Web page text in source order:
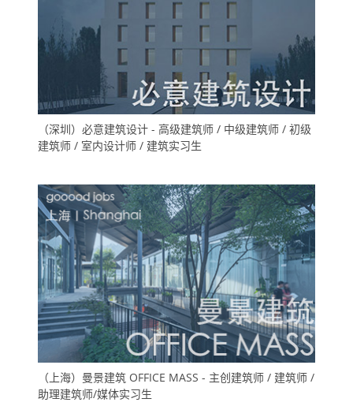
（深圳）必意建筑设计 - 高级建筑师 / 中级建筑师 / 初级
建筑师 / 室内设计师 / 建筑实习生
（上海）曼景建筑 OFFICE MASS - 主创建筑师 / 建筑师 /
助理建筑师/媒体实习生